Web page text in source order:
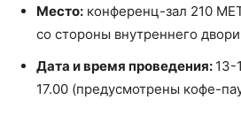
Место: конференц-зал 210
со стороны внутреннего
Дата и время проведения: 13-
17.00 (предусмотрены кофе-